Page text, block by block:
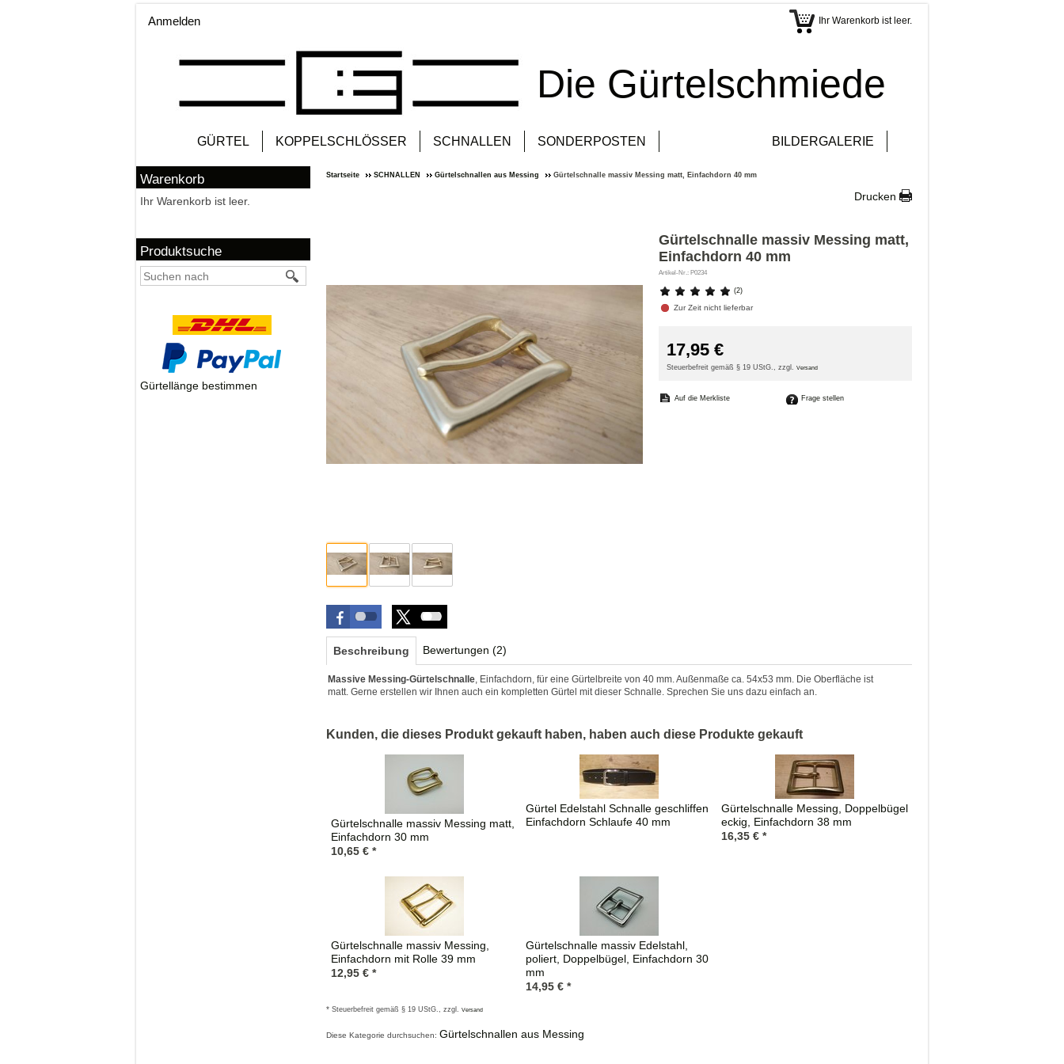
Anmelden Ihr Warenkorb ist leer.
Die Gürtelschmiede
GÜRTEL KOPPELSCHLÖSSER SCHNALLEN SONDERPOSTEN BILDERGALERIE
Warenkorb
Ihr Warenkorb ist leer.
Produktsuche
Gürtellänge bestimmen
Startseite SCHNALLEN Gürtelschnallen aus Messing Gürtelschnalle massiv Messing matt, Einfachdorn 40 mm
Drucken
Gürtelschnalle massiv Messing matt,
Einfachdorn 40 mm
Artikel-Nr.: P0234
(2)
Zur Zeit nicht lieferbar
17,95 €
Steuerbefreit gemäß § 19 UStG., zzgl. Versand
Frage stellen
Beschreibung Bewertungen (2)
Massive Messing-Gürtelschnalle, Einfachdorn, für eine Gürtelbreite von 40 mm. Außenmaße ca. 54x53 mm. Die Oberfläche ist
matt. Gerne erstellen wir Ihnen auch ein kompletten Gürtel mit dieser Schnalle. Sprechen Sie uns dazu einfach an.
Kunden, die dieses Produkt gekauft haben, haben auch diese Produkte gekauft
Gürtelschnalle massiv Messing matt,
Einfachdorn 30 mm
10,65 € *
Gürtel Edelstahl Schnalle geschliffen
Einfachdorn Schlaufe 40 mm
Gürtelschnalle Messing, Doppelbügel
eckig, Einfachdorn 38 mm
16,35 € *
Gürtelschnalle massiv Messing,
Einfachdorn mit Rolle 39 mm
12,95 € *
Gürtelschnalle massiv Edelstahl,
poliert, Doppelbügel, Einfachdorn 30
mm
14,95 € *
* Steuerbefreit gemäß § 19 UStG., zzgl. Versand
Diese Kategorie durchsuchen: Gürtelschnallen aus Messing